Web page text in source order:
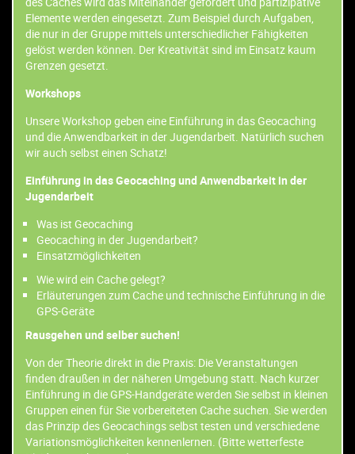
Elemente werden eingesetzt. Zum Beispiel durch Aufgaben,
die nur in der Gruppe mittels unterschiedlicher Fähigkeiten
gelöst werden können. Der Kreativität sind im Einsatz kaum
Grenzen gesetzt.
Workshops
Unsere Workshop geben eine Einführung in das Geocaching
und die Anwendbarkeit in der Jugendarbeit. Natürlich suchen
wir auch selbst einen Schatz!
Einführung in das Geocaching und Anwendbarkeit in der
Jugendarbeit
Was ist Geocaching
Geocaching in der Jugendarbeit?
Einsatzmöglichkeiten
Wie wird ein Cache gelegt?
Erläuterungen zum Cache und technische Einführung in die
GPS-Geräte
Rausgehen und selber suchen!
Von der Theorie direkt in die Praxis: Die Veranstaltungen
finden draußen in der näheren Umgebung statt. Nach kurzer
Einführung in die GPS-Handgeräte werden Sie selbst in kleinen
Gruppen einen für Sie vorbereiteten Cache suchen. Sie werden
das Prinzip des Geocachings selbst testen und verschiedene
Variationsmöglichkeiten kennenlernen. (Bitte wetterfeste